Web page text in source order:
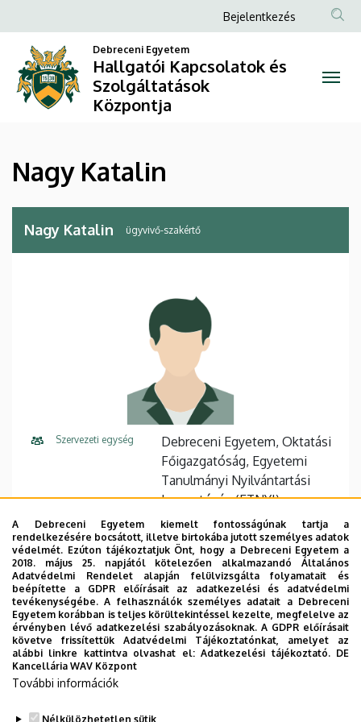
Katalin
Hallgatói
és
Szolgáltatások
Központja
a
tartalomra
Anonim
fiók
Bejelentkezés
Debreceni Egyetem
Hallgatói Kapcsolatok és
Szolgáltatások
Központja
Nagy Katalin
Nagy Katalin ügyvivő-szakértő
Szervezeti egység
Debreceni Egyetem, Oktatási
Főigazgatóság, Egyetemi
Tanulmányi Nyilvántartási
Igazgatóság (ETNYI)
Központi telefonszám +36 52 512 900 58028
E-mail cím nagy.katalin@unideb.hu
Cím
4032 Debrecen Nagyerdei
körút 94
Épület
Nemzetközi Oktatást
A Debreceni Egyetem kiemelt fontosságúnak tartja a
rendelkezésére bocsátott, illetve birtokába jutott személyes adatok
védelmét. Ezúton tájékoztatjuk Önt, hogy a Debreceni Egyetem a
2018. május 25. napjától kötelezően alkalmazandó Általános
Adatvédelmi Rendelet alapján felülvizsgálta folyamatait és
beépítette a GDPR előírásait az adatkezelési és adatvédelmi
tevékenységébe. A felhasználók személyes adatait a Debreceni
Egyetem korábban is teljes körültekintéssel kezelte, megfelelve az
érvényben lévő adatkezelési szabályozásoknak. A GDPR előírásait
követve frissítettük Adatvédelmi Tájékoztatónkat, amelyet az
alábbi linkre kattintva olvashat el:Adatkezelési tájékoztató. DE
Kancellária WAV Központ
További információk
Nélkülözhetetlen sütik